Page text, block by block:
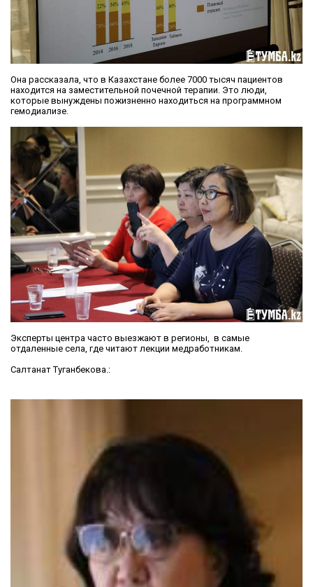
Она рассказала, что в Казахстане более 7000 тысяч пациентов
находится на заместительной почечной терапии. Это люди,
которые вынуждены пожизненно находиться на программном
гемодиализе.
Эксперты центра часто выезжают в регионы, в самые
отдаленные села, где читают лекции медработникам.
Салтанат Туганбекова.: